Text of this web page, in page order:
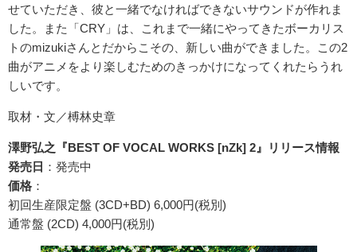
せていただき、彼と一緒でなければできないサウンドが作れま
した。また「CRY」は、これまで一緒にやってきたボーカリス
トのmizukiさんとだからこその、新しい曲ができました。この2
曲がアニメをより楽しむためのきっかけになってくれたらうれ
しいです。
取材・文／榑林史章
澤野弘之『BEST OF VOCAL WORKS [nZk] 2』リリース情報
発売日 ：発売中
価格 ：
初回生産限定盤 (3CD+BD) 6,000円(税別)
通常盤 (2CD) 4,000円(税別)